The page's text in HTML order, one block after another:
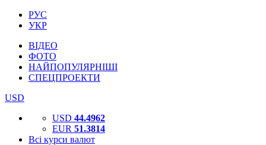
РУС
УКР
ВІДЕО
ФОТО
НАЙПОПУЛЯРНІШІ
СПЕЦПРОЕКТИ
USD
USD 44.4962
EUR 51.3814
Всі курси валют